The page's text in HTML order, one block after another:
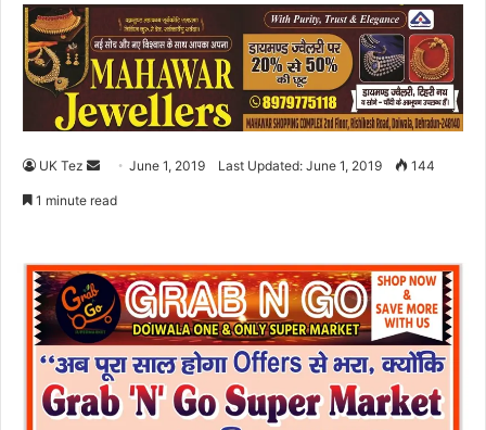
UK Tez
a
e
m
a
i
June 1, 2019 Last Updated: June 1, 2019 144
1 minute read